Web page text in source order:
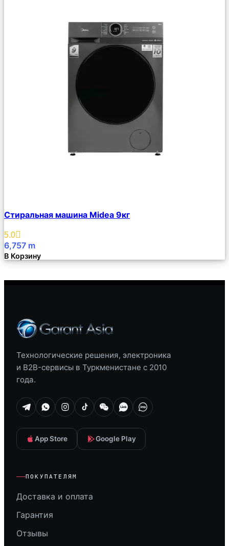
Описание
Избранное
Стиральная машина Midea 9кг
5.0
6,757 m
В Корзину
Технологические решения, электроника
и B2B-сервисы в Туркменистане с 2010
года.
App Store Google Play
ПОКУПАТЕЛЯМ
Доставка и оплата
Гарантия
Отзывы